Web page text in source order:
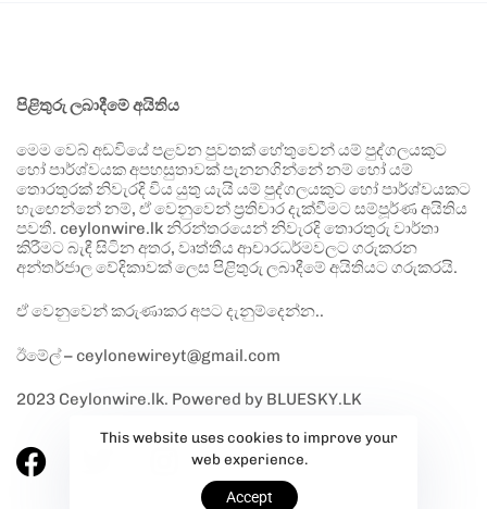
පිළිතුරු ලබාදීමේ අයිතිය
මෙම වෙබ් අඩවියේ පළවන පුවතක් හේතුවෙන් යම් පුද්ගලයකුට
හෝ පාර්ශ්වයක අපහසුතාවක් පැනනගින්නේ නම් හෝ යම්
තොරතුරක් නිවැරදි විය යුතු යැයි යම් පුද්ගලයකුට හෝ පාර්ශ්වයකට
හැඟෙන්නේ නම්, ඒ වෙනුවෙන් ප්‍රතිචාර දැක්වීමට සම්පූර්ණ අයිතිය
පවතී. ceylonwire.lk නිරන්තරයෙන් නිවැරදි තොරතුරු වාර්තා
කිරීමට බැඳී සිටින අතර, වෘත්තීය ආචාරධර්මවලට ගරුකරන
අන්තර්ජාල වේදිකාවක් ලෙස පිළිතුරු ලබාදීමේ අයිතියට ගරුකරයි.
ඒ වෙනුවෙන් කරුණාකර අපට දැනුම්දෙන්න..
ඊමේල් – ceylonewireyt@gmail.com
2023 Ceylonwire.lk. Powered by BLUESKY.LK
This website uses cookies to improve your
web experience.
Accept